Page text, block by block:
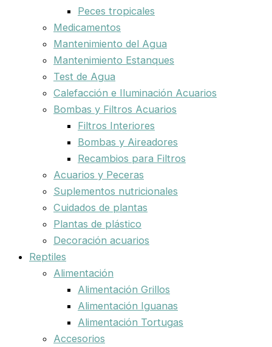
Peces tropicales
Medicamentos
Mantenimiento del Agua
Mantenimiento Estanques
Test de Agua
Calefacción e Iluminación Acuarios
Bombas y Filtros Acuarios
Filtros Interiores
Bombas y Aireadores
Recambios para Filtros
Acuarios y Peceras
Suplementos nutricionales
Cuidados de plantas
Plantas de plástico
Decoración acuarios
Reptiles
Alimentación
Alimentación Grillos
Alimentación Iguanas
Alimentación Tortugas
Accesorios